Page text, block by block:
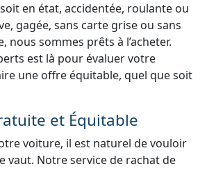
en état, accidentée, roulante ou
gagée, sans carte grise ou sans
nous sommes prêts à l’acheter.
est là pour évaluer votre
une offre équitable, quel que soit
et Équitable
voiture, il est naturel de vouloir
vaut. Notre service de rachat de